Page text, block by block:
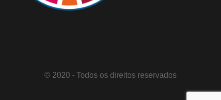
© 2020 - Todos os direitos reservados